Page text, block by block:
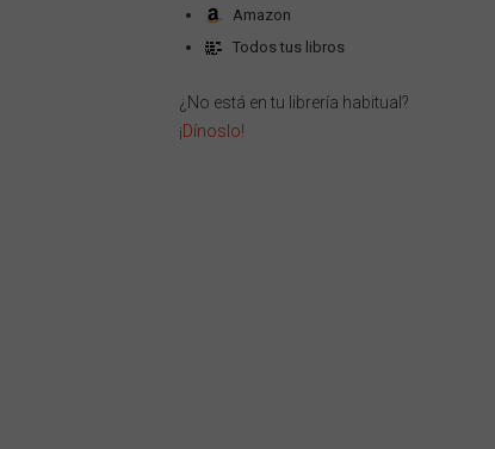
Amazon
Todos tus libros
¿No está en tu librería habitual?
¡Dínoslo!